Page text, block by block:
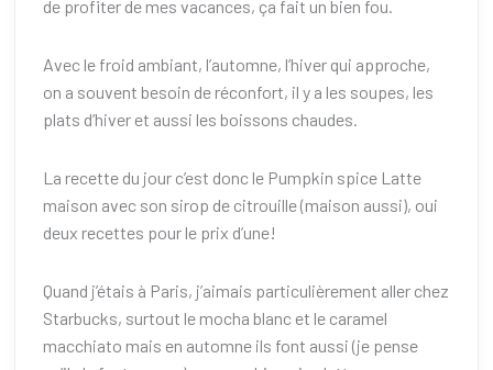
de profiter de mes vacances, ça fait un bien fou.
Avec le froid ambiant, l’automne, l’hiver qui approche,
on a souvent besoin de réconfort, il y a les soupes, les
plats d’hiver et aussi les boissons chaudes.
La recette du jour c’est donc le Pumpkin spice Latte
maison avec son sirop de citrouille (maison aussi), oui
deux recettes pour le prix d’une!
Quand j’étais à Paris, j’aimais particulièrement aller chez
Starbucks, surtout le mocha blanc et le caramel
macchiato mais en automne ils font aussi (je pense